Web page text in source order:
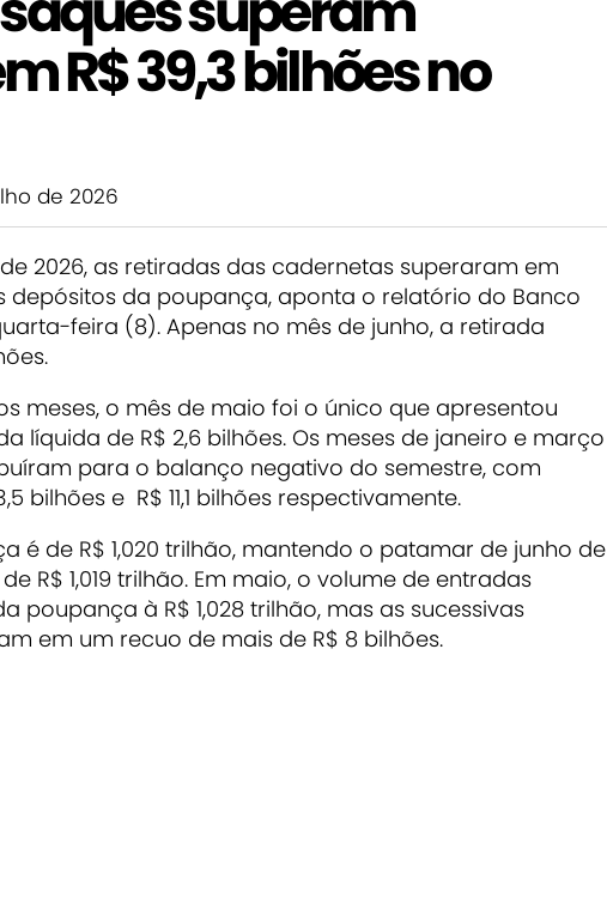
R$ 39,3 bilhões no
de 2026
2026, as retiradas das cadernetas superaram em
depósitos da poupança, aponta o relatório do Banco
feira (8). Apenas no mês de junho, a retirada
meses, o mês de maio foi o único que apresentou
líquida de R$ 2,6 bilhões. Os meses de janeiro e março
para o balanço negativo do semestre, com
bilhões e R$ 11,1 bilhões respectivamente.
é de R$ 1,020 trilhão, mantendo o patamar de junho de
R$ 1,019 trilhão. Em maio, o volume de entradas
poupança à R$ 1,028 trilhão, mas as sucessivas
em um recuo de mais de R$ 8 bilhões.